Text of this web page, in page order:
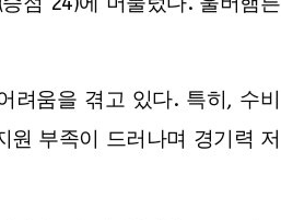
려움을 겪고 있다. 특히, 수비
부족이 드러나며 경기력 저